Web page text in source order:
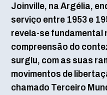
Joinville, na Argélia,
serviço entre 1953 e
revela-se fundamental
compreensão do
surgiu, com as suas
movimentos de
chamado Terceiro